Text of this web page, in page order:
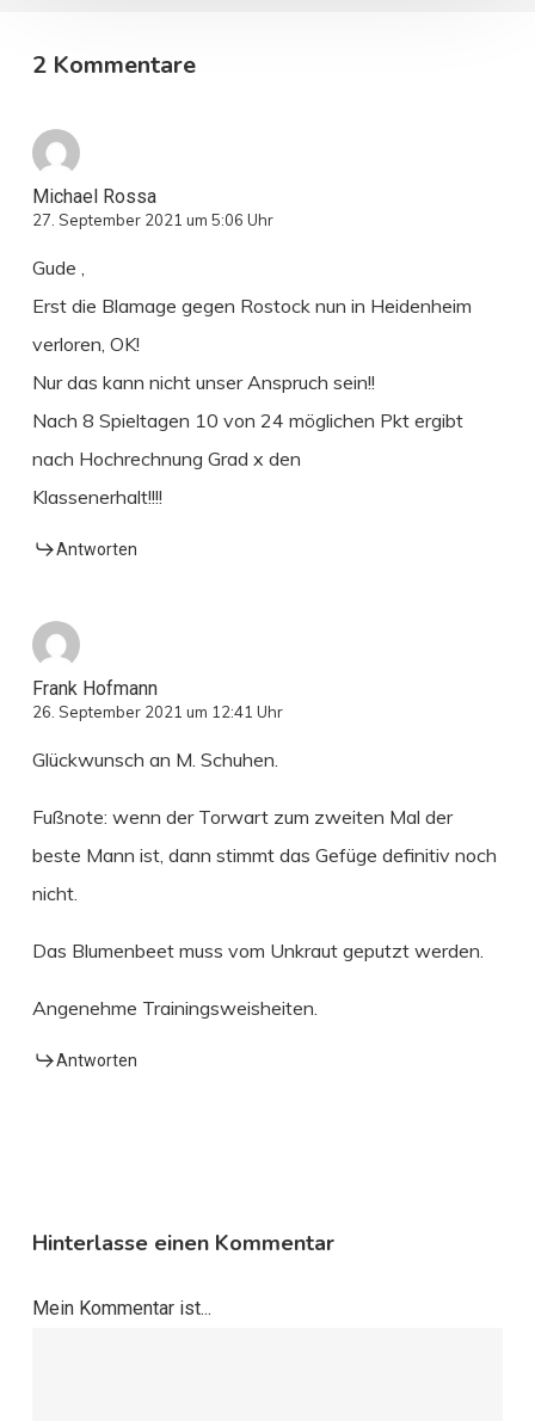
2 Kommentare
Michael Rossa
27. September 2021 um 5:06 Uhr
Gude ,
Erst die Blamage gegen Rostock nun in Heidenheim
verloren, OK!
Nur das kann nicht unser Anspruch sein!!
Nach 8 Spieltagen 10 von 24 möglichen Pkt ergibt
nach Hochrechnung Grad x den
Klassenerhalt!!!!
Antworten
Frank Hofmann
26. September 2021 um 12:41 Uhr
Glückwunsch an M. Schuhen.
Fußnote: wenn der Torwart zum zweiten Mal der
beste Mann ist, dann stimmt das Gefüge definitiv noch
nicht.
Das Blumenbeet muss vom Unkraut geputzt werden.
Angenehme Trainingsweisheiten.
Antworten
Hinterlasse einen Kommentar
Mein Kommentar ist...